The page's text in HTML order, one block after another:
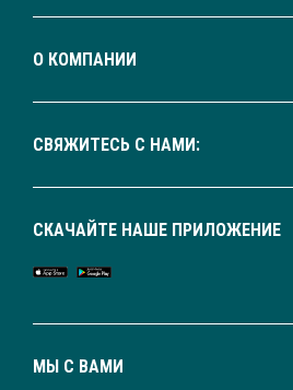
О КОМПАНИИ
СВЯЖИТЕСЬ С НАМИ:
МЫ С ВАМИ
СКАЧАЙТЕ НАШЕ ПРИЛОЖЕНИЕ